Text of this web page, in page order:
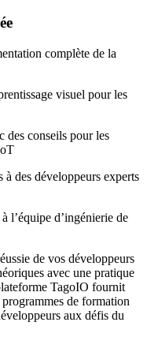
complète de la
visuel pour les
des conseils pour les
à des développeurs experts
l’équipe d’ingénierie de
de vos développeurs
avec une pratique
TagoIO fournit
de formation
aux défis du